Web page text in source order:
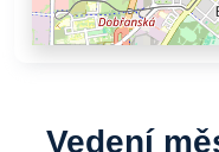
Vedení